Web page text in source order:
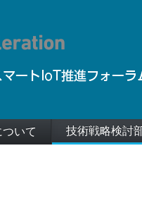
いて 技術戦略検討